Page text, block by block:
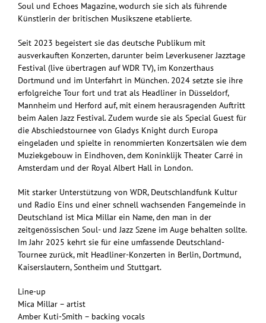
Soul und Echoes Magazine, wodurch sie sich als führende
Künstlerin der britischen Musikszene etablierte.
Seit 2023 begeistert sie das deutsche Publikum mit
ausverkauften Konzerten, darunter beim Leverkusener Jazztage
Festival (live übertragen auf WDR TV), im Konzerthaus
Dortmund und im Unterfahrt in München. 2024 setzte sie ihre
erfolgreiche Tour fort und trat als Headliner in Düsseldorf,
Mannheim und Herford auf, mit einem herausragenden Auftritt
beim Aalen Jazz Festival. Zudem wurde sie als Special Guest für
die Abschiedstournee von Gladys Knight durch Europa
eingeladen und spielte in renommierten Konzertsälen wie dem
Muziekgebouw in Eindhoven, dem Koninklijk Theater Carré in
Amsterdam und der Royal Albert Hall in London.
Mit starker Unterstützung von WDR, Deutschlandfunk Kultur
und Radio Eins und einer schnell wachsenden Fangemeinde in
Deutschland ist Mica Millar ein Name, den man in der
zeitgenössischen Soul- und Jazz Szene im Auge behalten sollte.
Im Jahr 2025 kehrt sie für eine umfassende Deutschland-
Tournee zurück, mit Headliner-Konzerten in Berlin, Dortmund,
Kaiserslautern, Sontheim und Stuttgart.
Line-up
Mica Millar – artist
Amber Kuti-Smith – backing vocals